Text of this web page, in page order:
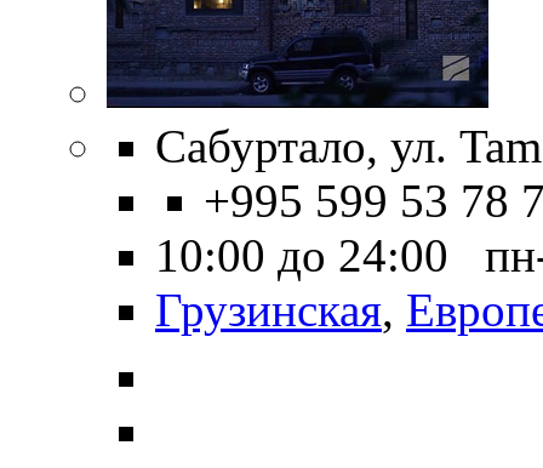
Сабуртало, ул.
+995 599 53 78
10:00 до 24:00
Грузинская,